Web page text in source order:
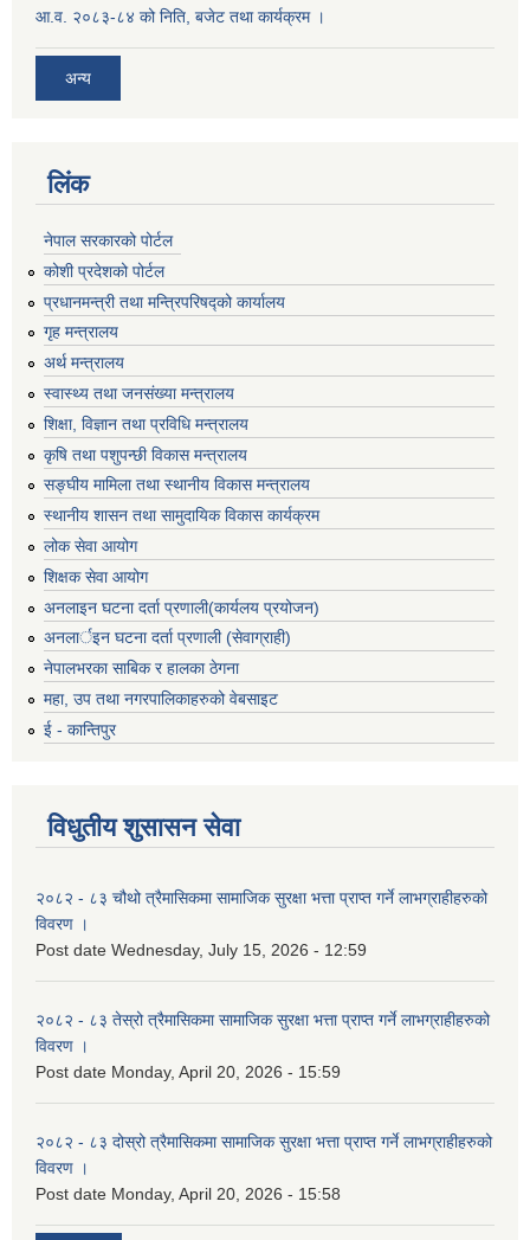
आ.व. २०८३-८४ को निति, बजेट तथा कार्यक्रम ।
अन्य
लिंक
नेपाल सरकारको पोर्टल
कोशी प्रदेशको पोर्टल
प्रधानमन्‍त्री तथा मन्‍त्रिपरिषद्को कार्यालय
गृह मन्‍त्रालय
अर्थ मन्त्रालय
स्वास्थ्य तथा जनसंख्या मन्त्रालय
शिक्षा, विज्ञान तथा प्रविधि मन्त्रालय
कृषि तथा पशुपन्छी विकास मन्त्रालय
सङ्घीय मामिला तथा स्थानीय विकास मन्त्रालय
स्थानीय शासन तथा सामुदायिक विकास कार्यक्रम
लोक सेवा आयोग
शिक्षक सेवा आयोग
अनलाइन घटना दर्ता प्रणाली(कार्यलय प्रयोजन)
अनलार्इन घटना दर्ता प्रणाली (सेवाग्राही)
नेपालभरका साबिक र हालका ठेगना
महा, उप तथा नगरपालिकाहरुको वेबसाइट
ई - कान्तिपुर
विधुतीय शुसासन सेवा
२०८२ - ८३ चौथो त्रैमासिकमा सामाजिक सुरक्षा भत्ता प्राप्त गर्ने लाभग्राहीहरुको
विवरण ।
Post date Wednesday, July 15, 2026 - 12:59
२०८२ - ८३ तेस्रो त्रैमासिकमा सामाजिक सुरक्षा भत्ता प्राप्त गर्ने लाभग्राहीहरुको
विवरण ।
Post date Monday, April 20, 2026 - 15:59
२०८२ - ८३ दोस्रो त्रैमासिकमा सामाजिक सुरक्षा भत्ता प्राप्त गर्ने लाभग्राहीहरुको
विवरण ।
Post date Monday, April 20, 2026 - 15:58